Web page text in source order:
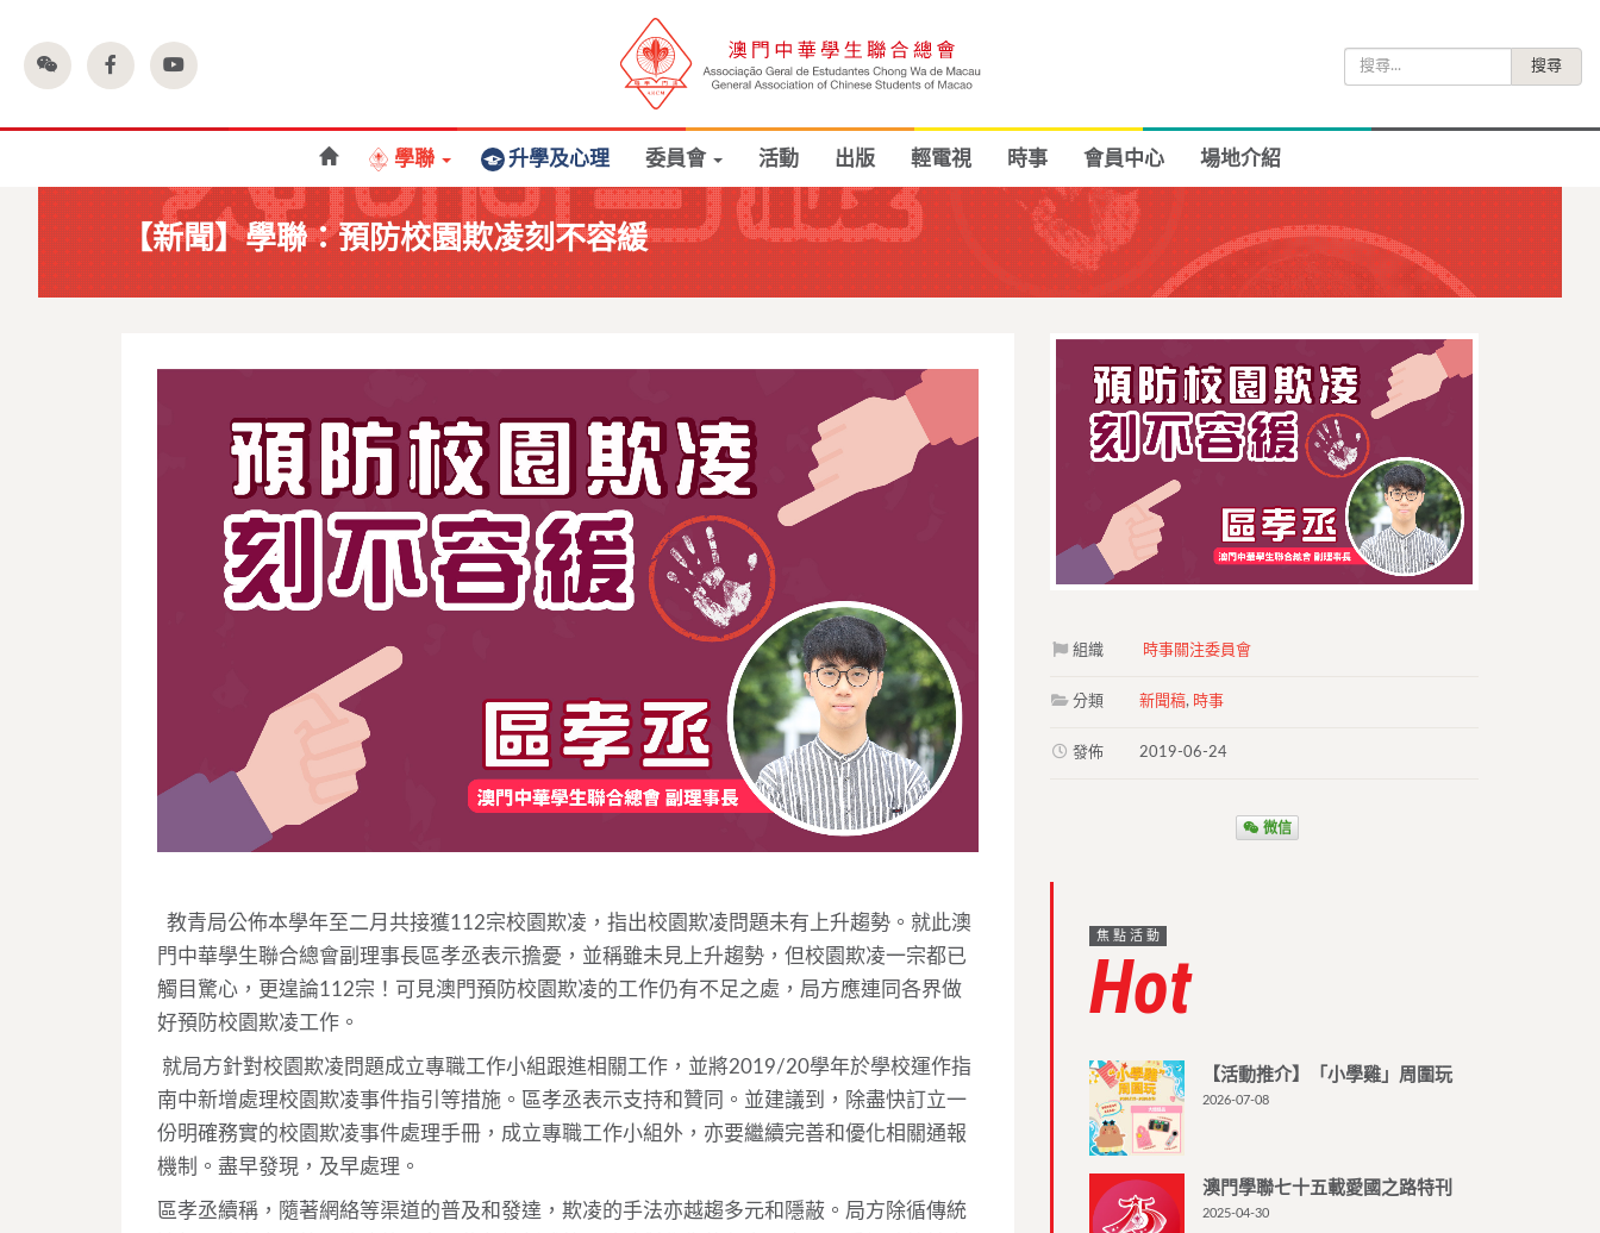
尋
學聯 升學及心理 委員會 活動 出版 輕電視 時事 會員中心 場地介紹
【新聞】學聯：預防校園欺凌刻不容緩
教青局公佈本學年至二月共接獲112宗校園欺凌，指出校園欺凌問題未有上升趨勢。就此澳
門中華學生聯合總會副理事長區孝丞表示擔憂，並稱雖未見上升趨勢，但校園欺凌一宗都已
觸目驚心，更遑論112宗！可見澳門預防校園欺凌的工作仍有不足之處，局方應連同各界做
好預防校園欺凌工作。
就局方針對校園欺凌問題成立專職工作小組跟進相關工作，並將2019/20學年於學校運作指
南中新增處理校園欺凌事件指引等措施。區孝丞表示支持和贊同。並建議到，除盡快訂立一
份明確務實的校園欺凌事件處理手冊，成立專職工作小組外，亦要繼續完善和優化相關通報
機制。盡早發現，及早處理。
區孝丞續稱，隨著網絡等渠道的普及和發達，欺凌的手法亦越趨多元和隱蔽。局方除循傳統
組織 時事關注委員會
分類 新聞稿, 時事
發佈 2019-06-24
微信
焦點活動
Hot
【活動推介】「小學雞」周圍玩
2026-07-08
澳門學聯七十五載愛國之路特刊
2025-04-30